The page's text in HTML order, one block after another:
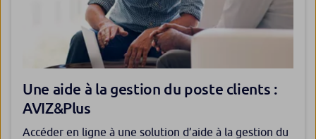
Une aide à la gestion du poste clients :
AVIZ&Plus
Accéder en ligne à une solution d’aide à la gestion du